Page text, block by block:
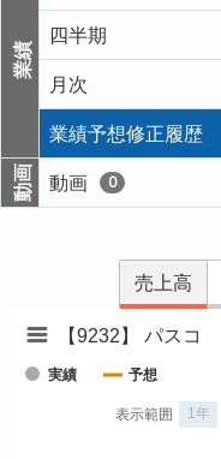
業績
四半期
月次
業績予想修正履歴
動画 動画 0
売上高
【9232】 パスコ
表示範囲 1年
実績 予想